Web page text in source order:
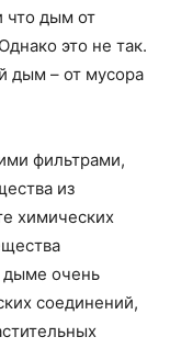
что дым от
это не так.
дым – от мусора
фильтрами,
из
химических
дыме очень
соединений,